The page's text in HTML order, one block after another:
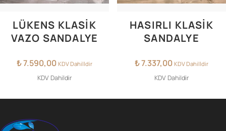
LÜKENS KLASİK
VAZO SANDALYE
₺7.590,00 KDV Dahilldir
KDV Dahildir
HASIRLI KLASİK
SANDALYE
₺7.337,00 KDV Dahilldir
KDV Dahildir